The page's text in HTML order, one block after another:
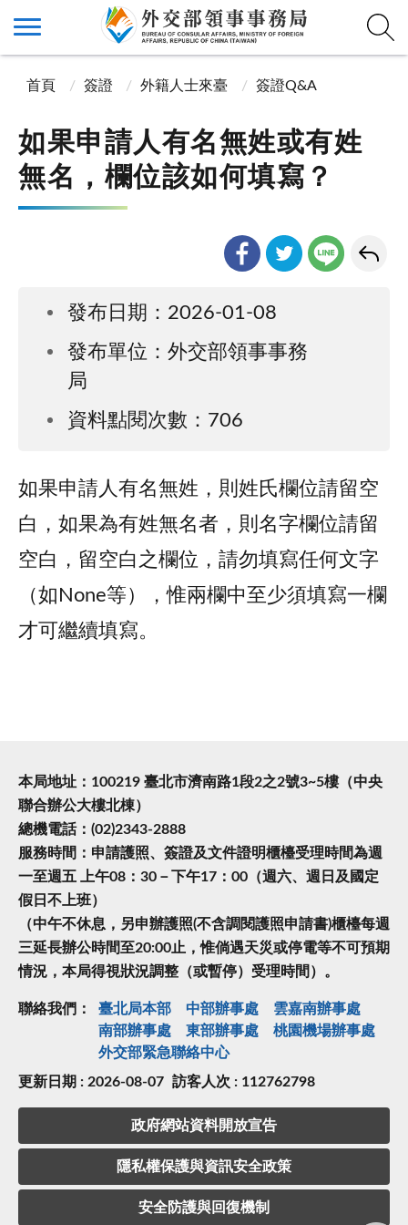
首頁 簽證 外籍人士來臺 簽證Q&A
如果申請人有名無姓或有姓
無名，欄位該如何填寫？
發布日期：2026-01-08
發布單位：外交部領事事務
局
資料點閱次數：706
如果申請人有名無姓，則姓氏欄位請留空
白，如果為有姓無名者，則名字欄位請留
空白，留空白之欄位，請勿填寫任何文字
（如None等），惟兩欄中至少須填寫一欄
才可繼續填寫。
本局地址：100219 臺北市濟南路1段2之2號3~5樓（中央
聯合辦公大樓北棟）
總機電話：(02)2343-2888
服務時間：申請護照、簽證及文件證明櫃檯受理時間為週
一至週五 上午08：30－下午17：00（週六、週日及國定
假日不上班）
（中午不休息，另申辦護照(不含調閱護照申請書)櫃檯每週
三延長辦公時間至20:00止，惟倘遇天災或停電等不可預期
情況，本局得視狀況調整（或暫停）受理時間）。
聯絡我們： 臺北局本部 中部辦事處
雲嘉南辦事處
南部辦事處
東部辦事處
桃園機場辦事處
外交部緊急聯絡中⼼
更新日期 : 2026-08-07 訪客人次 : 112762798
政府網站資料開放宣告
隱私權保護與資訊安全政策
安全防護與回復機制